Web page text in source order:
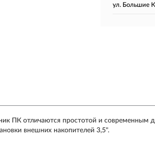
ул. Большие
ПК отличаются простотой и современным
внешних накопителей 3,5".